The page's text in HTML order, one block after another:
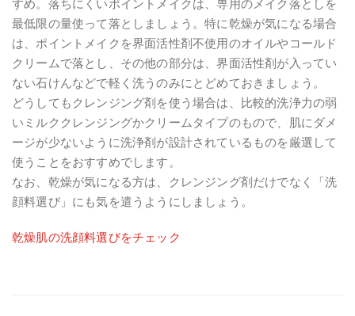
すめ。落ちにくいポイントメイクは、専用のメイク落としを
最低限の量使って落としましょう。特に乾燥が気になる場合
は、ポイントメイクを界面活性剤不使用のオイルやコールド
クリームで落とし、その他の部分は、界面活性剤が入ってい
ない石けんなどで軽く洗うのみにとどめておきましょう。
どうしてもクレンジング剤を使う場合は、比較的洗浄力の弱
いミルククレンジングかクリームタイプのもので、肌にダメ
ージが少ないように洗浄剤が設計されているものを厳選して
使うことをおすすめでします。
なお、乾燥が気になる方は、クレンジング剤だけでなく「洗
顔料選び」にも気を遣うようにしましょう。
乾燥肌の洗顔料選びをチェック